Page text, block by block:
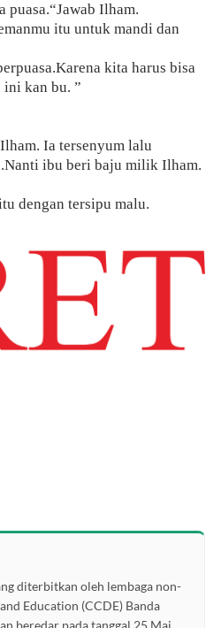
puasa.“Jawab Ilham.
itu untuk mandi dan
kita harus bisa
ini kan bu. ”
Ia tersenyum lalu
ibu beri baju milik Ilham.
dengan tersipu malu.
diterbitkan oleh lembaga non-
Education (CCDE) Banda